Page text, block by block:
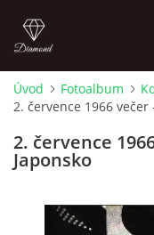
FOTOALBUM
ÚVOD
HISTORIE - JAK TO
Úvod Fotoalbum
2. července 1966 večer
2. července
Japonsko